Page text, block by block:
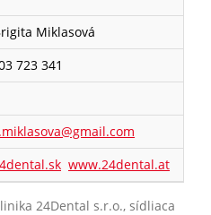
Miklasová
723 341
www.24dental.at
24Dental s.r.o., sídliaca